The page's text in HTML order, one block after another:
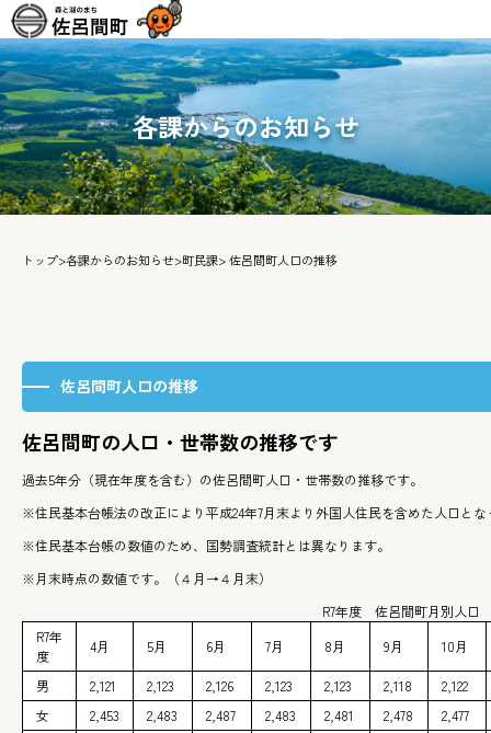
各課からのお知らせ
トップ>各課からのお知らせ>町民課> 佐呂間町人口の推移
佐呂間町人口の推移
佐呂間町の人口・世帯数の推移です
過去5年分（現在年度を含む）の佐呂間町人口・世帯数の推移です。
※住民基本台帳法の改正により平成24年7月末より外国人住民を含めた人口と
※住民基本台帳の数値のため、国勢調査統計とは異なります。
※月末時点の数値です。（４月→４月末）
R7年度 佐呂間町月別人口
R7年
度
4月 5月 6月 7月 8月 9月 10月
男 2,121 2,123 2,126 2,123 2,123 2,118
2,122
女
2,453 2,483 2,487 2,483 2,481 2,478
2,477